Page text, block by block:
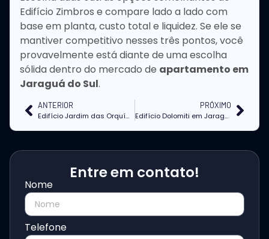
Edifício Zimbros e compare lado a lado com
base em planta, custo total e liquidez. Se ele se
mantiver competitivo nesses três pontos, você
provavelmente está diante de uma escolha
sólida dentro do mercado de apartamento em
Jaraguá do Sul.
ANTERIOR
Edifício Jardim das Orquídeas em Jaraguá do Sul
PRÓXIMO
Edifício Dolomiti em Jaraguá do Sul
Entre em contato!
Nome
Telefone